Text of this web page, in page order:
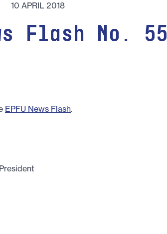
10 APRIL 2018
Flash No. 55
EPFU News Flash.